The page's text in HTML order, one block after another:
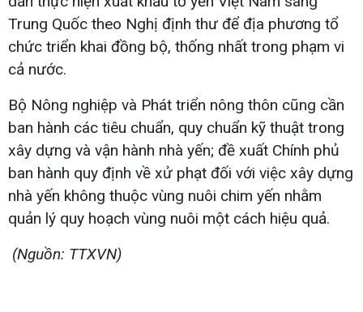
Trung Quốc theo Nghị định thư để địa phương tổ
chức triển khai đồng bộ, thống nhất trong phạm vi
cả nước.
Bộ Nông nghiệp và Phát triển nông thôn cũng cần
ban hành các tiêu chuẩn, quy chuẩn kỹ thuật trong
xây dựng và vận hành nhà yến; đề xuất Chính phủ
ban hành quy định về xử phạt đối với việc xây dựng
nhà yến không thuộc vùng nuôi chim yến nhằm
quản lý quy hoạch vùng nuôi một cách hiệu quả.
(Nguồn: TTXVN)